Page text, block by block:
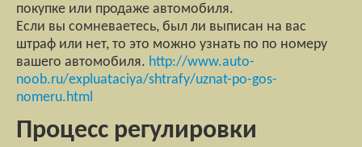
покупке или продаже автомобиля.
Если вы сомневаетесь, был ли выписан на вас
штраф или нет, то это можно узнать по по номеру
вашего автомобиля. http://www.auto-
noob.ru/expluataciya/shtrafy/uznat-po-gos-
nomeru.html
Процесс регулировки